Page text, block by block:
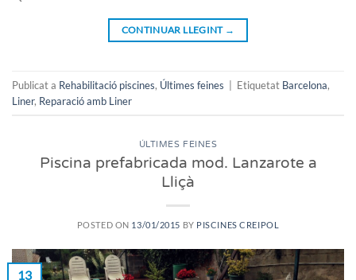
CONTINUAR LLEGINT →
Publicat a Rehabilitació piscines, Últimes feines | Etiquetat Barcelona,
Liner, Reparació amb Liner
ÚLTIMES FEINES
Piscina prefabricada mod. Lanzarote a
Lliçà
POSTED ON 13/01/2015 BY PISCINES CREIPOL
13